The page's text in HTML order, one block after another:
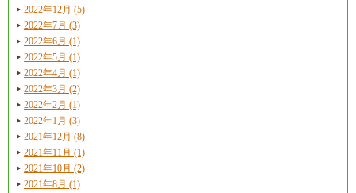
2022年12月 (5)
2022年7月 (3)
2022年6月 (1)
2022年5月 (1)
2022年4月 (1)
2022年3月 (2)
2022年2月 (1)
2022年1月 (3)
2021年12月 (8)
2021年11月 (1)
2021年10月 (2)
2021年8月 (1)